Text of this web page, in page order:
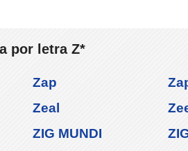
por letra Z*
Zap
Zeal
ZIG MUNDI